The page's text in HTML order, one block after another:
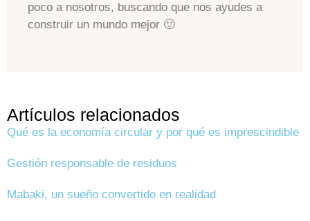
poco a nosotros, buscando que nos ayudes a
construir un mundo mejor 🙂
Artículos relacionados
Qué es la economía circular y por qué es imprescindible
Gestión responsable de residuos
Mabaki, un sueño convertido en realidad